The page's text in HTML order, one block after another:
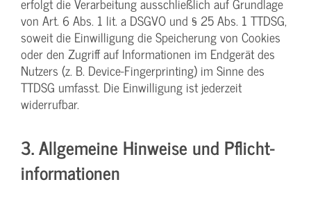
von Art. 6 Abs. 1 lit. a DSGVO und § 25 Abs. 1 TTDSG,
soweit die Einwilligung die Speicherung von Cookies
oder den Zugriff auf Informationen im Endgerät des
Nutzers (z. B. Device-Fingerprinting) im Sinne des
TTDSG umfasst. Die Einwilligung ist jederzeit
widerrufbar.
3. Allgemeine Hinweise und Pflicht­
informationen